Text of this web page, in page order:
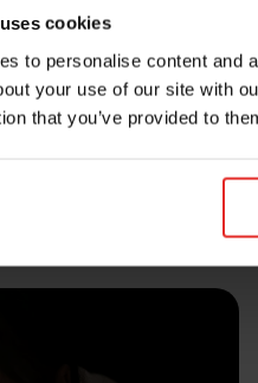
cookies
to personalise content and
your use of our site with
that you’ve provided to